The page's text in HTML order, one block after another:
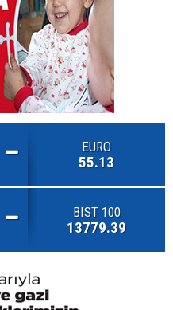
EURO
55.13
BIST 100
13779.39